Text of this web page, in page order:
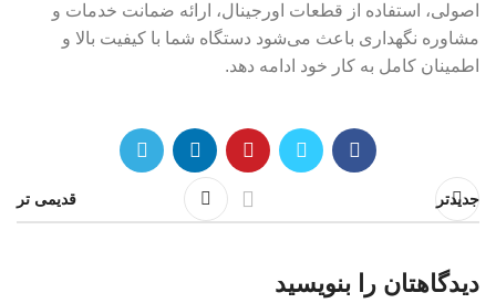
اصولی، استفاده از قطعات اورجینال، ارائه ضمانت خدمات و
مشاوره نگهداری باعث می‌شود دستگاه شما با کیفیت بالا و
اطمینان کامل به کار خود ادامه دهد.
جدیدتر قدیمی تر
دیدگاهتان را بنویسید